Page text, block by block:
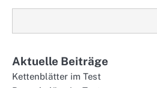
Aktuelle Beiträge
Kettenblätter im Test